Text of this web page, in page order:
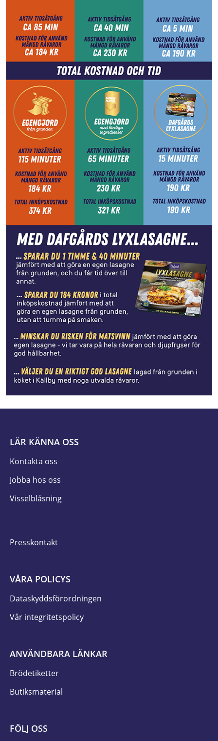
LÄR KÄNNA OSS
Kontakta oss
Jobba hos oss
Visselblåsning
Presskontakt
VÅRA POLICYS
Dataskyddsförordningen
Vår integritetspolicy
ANVÄNDBARA LÄNKAR
Brödetiketter
Butiksmaterial
FÖLJ OSS